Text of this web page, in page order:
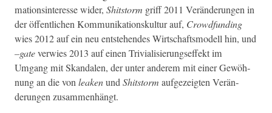
ma­tion­sin­ter­esse wider, Shit­storm griff 2011 Verän­derun­gen in
der öffentlichen Kom­mu­nika­tion­skul­tur auf, Crowd­fund­ing
wies 2012 auf ein neu entste­hen­des Wirtschaftsmod­ell hin, und
–gatever­wies 2013 auf einen Triv­i­al­isierungsef­fekt im
Umgang mit Skan­dalen, der unter anderem mit ein­er Gewöh­
nung an die vonleak­enundShit­storm aufgezeigten Verän­
derun­gen zusammenhängt.